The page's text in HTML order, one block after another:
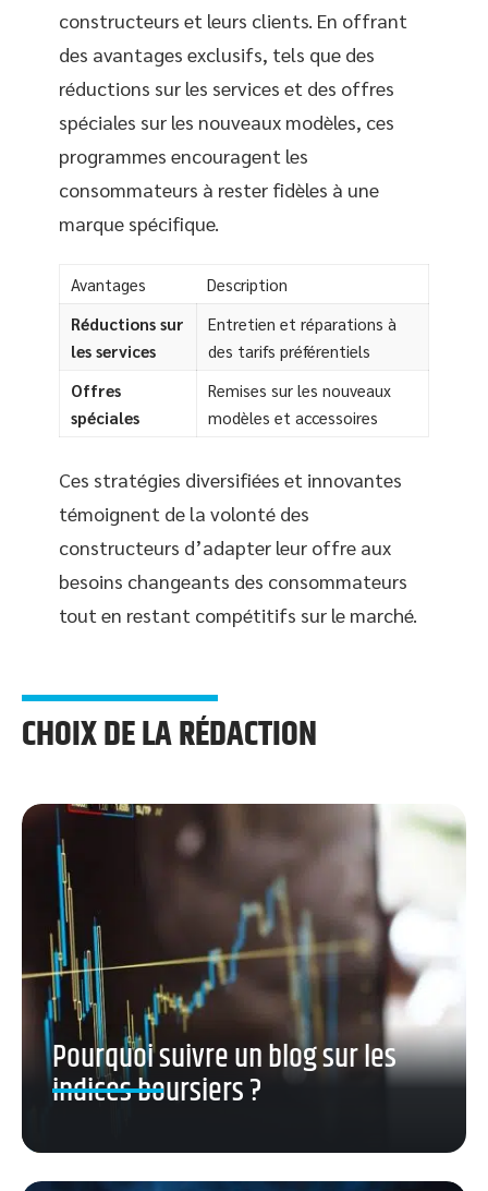
constructeurs et leurs clients. En offrant
des avantages exclusifs, tels que des
réductions sur les services et des offres
spéciales sur les nouveaux modèles, ces
programmes encouragent les
consommateurs à rester fidèles à une
marque spécifique.
Avantages
Description
Réductions sur
les services
Entretien et réparations à
des tarifs préférentiels
Offres
spéciales
Remises sur les nouveaux
modèles et accessoires
Ces stratégies diversifiées et innovantes
témoignent de la volonté des
constructeurs d’adapter leur offre aux
besoins changeants des consommateurs
tout en restant compétitifs sur le marché.
CHOIX DE LA RÉDACTION
Pourquoi suivre un blog sur les
indices boursiers ?